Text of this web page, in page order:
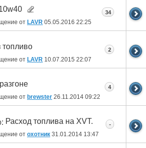
от LAVR 05.05.2016 22:25
34
топливо
от LAVR 10.07.2015 22:07
2
от brewster 26.11.2014 09:22
4
Расход топлива на XVT.
от охотник 31.01.2014 13:47
-